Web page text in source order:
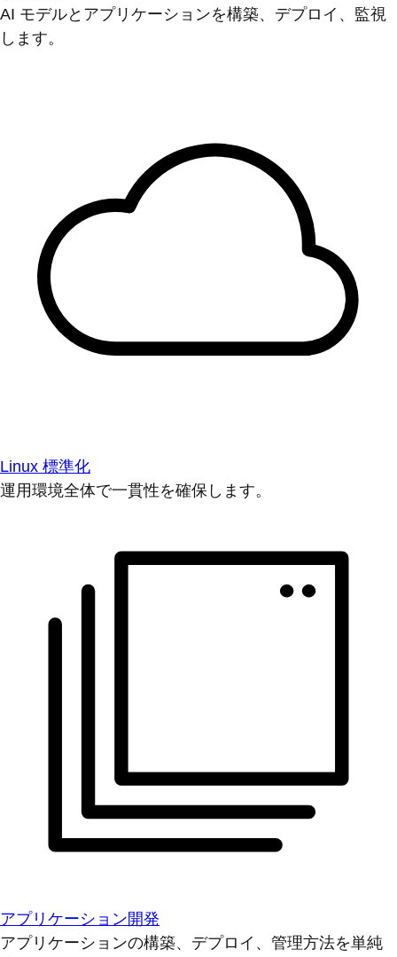
AI モデルとアプリケーションを構築、デプロイ、監視
します。
Linux 標準化
運用環境全体で一貫性を確保します。
アプリケーション開発
アプリケーションの構築、デプロイ、管理方法を単純